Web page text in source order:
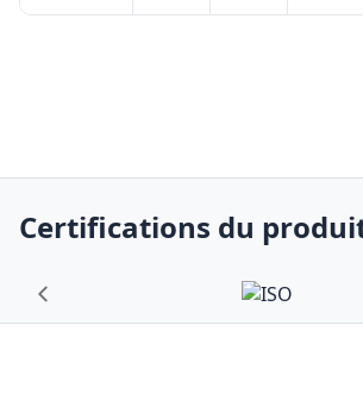
Certifications du